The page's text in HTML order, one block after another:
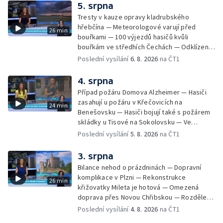
Chovné rybníky na Českolipsku pustoší
vydry — Instalace nové sochy v Mariánských
Lázních — Sedmiletý trest za dotační
podvod s projektem Technologického parku
v Písku — Dětský tábor na Brutal Assault —
Turistická trasa Svatojánské proudy zůstává
— Cestování za pozorováním noční oblohy
26 min
5. srpna
Tresty v kauze opravy kladrubského
hřebčína — Meteorologové varují před
bouřkami — 100 výjezdů hasičů kvůli
bouřkám ve středhích Čechách — Odklízení
škod po bouřkách — Hasiči likvidovali
Václavském náměstí — Necelý kilometr řeky
Otavy u šumavského Annína je téměř bez
vody — Pátrání po dvou mužích na jezeře
Most — Tábor pro děti odsouzených — Tábor
pomáhá dětem orientovat se na trhu práce
— Začal festival Brutal Assault — Cyklysta
spadl v Karlvoych Varech do řeky —
pastí na hmyz se chytají ptáci
Poslední vysílání6. 8. 2026 na ČT1
24 min
4. srpna
Případ požáru Domova Alzheimer — Hasiči
zasahují u požáru v Křečovicích na
Benešovsku — Hasiči bojují také s požárem
skládky u Tisové na Sokolovsku — Ve
Strážnici na Hodonínsku padl další teplotní
zřítil strop — Požár lesa u šumavských
Nezdic — Modernizace úseku dálnice D8 —
Ocenění pro řidiče za záchranu ženy —
Skončily lhůty pro podání volebních listin —
Tři případy utonutí na jihu Čech — Na řece
Orlici nelze plout kvůli demolici mostu —
Čištění Karlova mostu — Porušování pravidel
Poslední vysílání5. 8. 2026 na ČT1
26 min
3. srpna
Bilance nehod o prázdninách — Dopravní
komplikace v Plzni — Rekonstrukce
křižovatky Mileta je hotová — Omezená
doprava přes Novou Chřibskou — Rozdělení
peněz ušetřených za rekultivace — Světový
Poslední vysílání4. 8. 2026 na ČT1